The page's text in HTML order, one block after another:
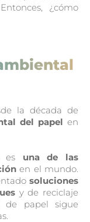
¿cómo
la década de
del papel en
es una de las
en el mundo.
soluciones
y de reciclaje
de papel sigue